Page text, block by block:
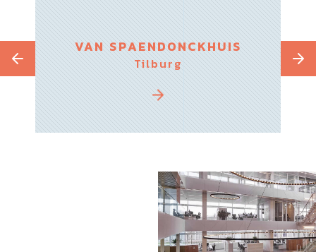
VAN SPAENDONCKHUIS
Tilburg